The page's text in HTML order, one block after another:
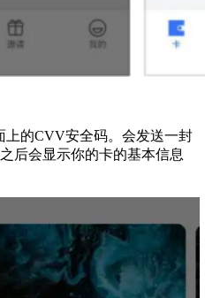
上的CVV安全码。会发送一封
后会显示你的卡的基本信息